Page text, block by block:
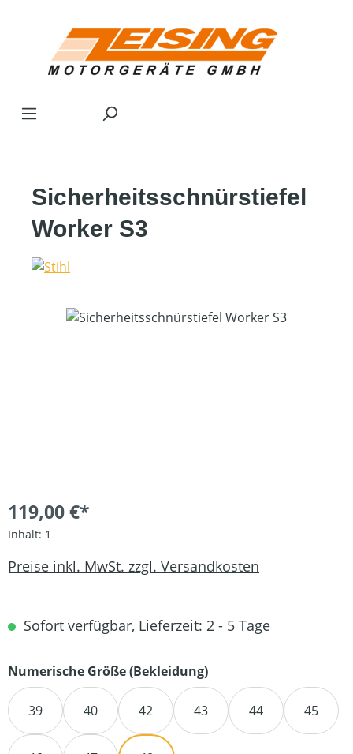
Sicherheitsschnürstiefel
Worker S3
Bildergalerie überspringen
119,00 €*
Inhalt: 1
Preise inkl. MwSt. zzgl. Versandkosten
Sofort verfügbar, Lieferzeit: 2 - 5 Tage
Numerische Größe (Bekleidung)auswählen
39 40 42 43 44 45